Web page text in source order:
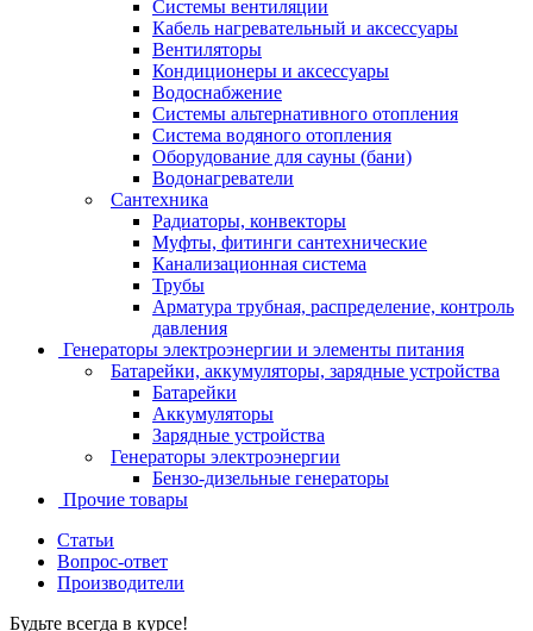
Системы вентиляции
Кабель нагревательный и аксессуары
Вентиляторы
Кондиционеры и аксессуары
Водоснабжение
Системы альтернативного отопления
Система водяного отопления
Оборудование для сауны (бани)
Водонагреватели
Сантехника
Радиаторы, конвекторы
Муфты, фитинги сантехнические
Канализационная система
Трубы
Арматура трубная, распределение, контроль
давления
Генераторы электроэнергии и элементы питания
Батарейки, аккумуляторы, зарядные устройства
Батарейки
Аккумуляторы
Зарядные устройства
Генераторы электроэнергии
Бензо-дизельные генераторы
Прочие товары
Статьи
Вопрос-ответ
Производители
Будьте всегда в курсе!